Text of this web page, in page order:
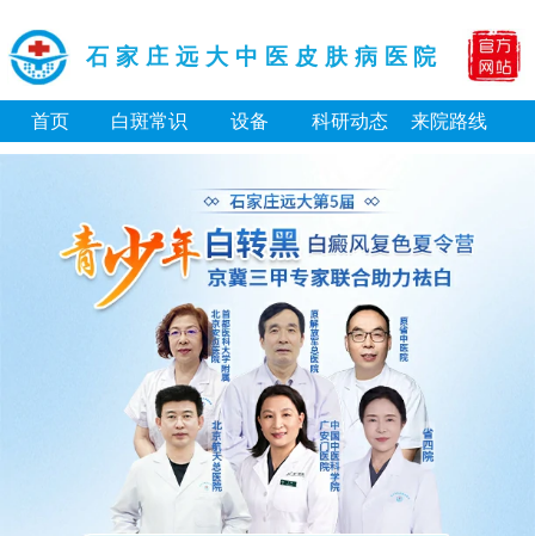
石家庄远大中医皮肤病医院
首页 白斑常识 设备 科研动态 来院路线